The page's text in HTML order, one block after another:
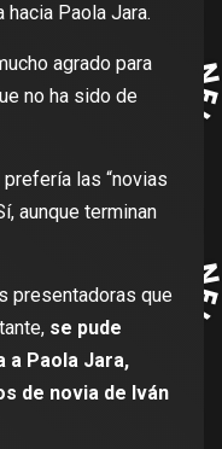
hacia Paola Jara.
agrado para
no ha sido de
las “novias
aunque terminan
presentadoras que
se pude
a Paola Jara,
de novia de Iván